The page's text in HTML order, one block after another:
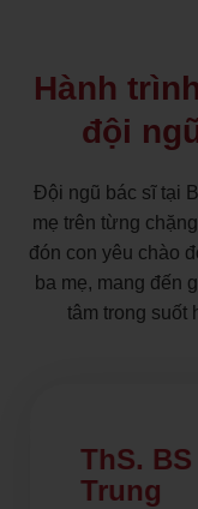
đón con
gái Bảo
Ngọc khỏe
hành trình
điều trị
thành công
tại Bệnh
Viện Phụ
Hành
đội
Đội ngũ bác sĩ tại
mẹ trên từng
đón con yêu chào
ba mẹ, mang đến
tâm trong suốt
ThS.
Trung